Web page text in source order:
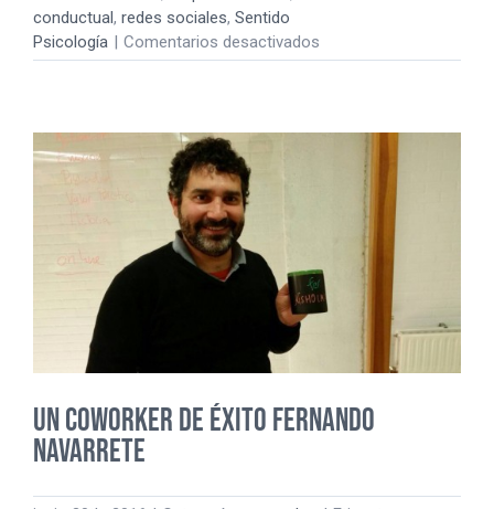
conductual, redes sociales, Sentido
Psicología | Comentarios desactivados
redes
mapas
mentales
Un coworker de éxito Fernando
Navarrete